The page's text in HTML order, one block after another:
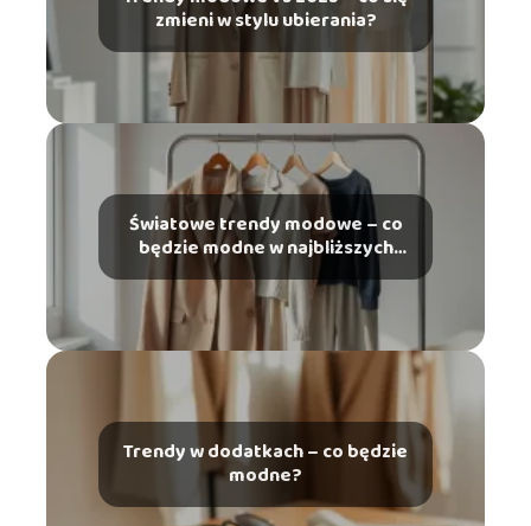
zmieni w stylu ubierania?
Światowe trendy modowe – co
będzie modne w najbliższych
latach?
Trendy w dodatkach – co będzie
modne?